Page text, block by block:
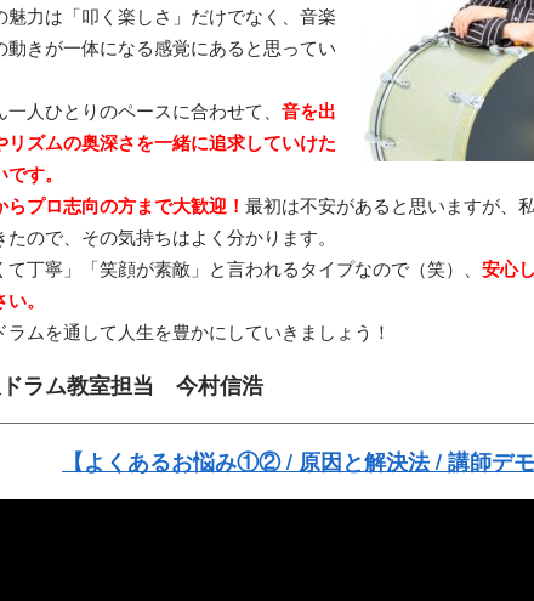
魅力は「叩く楽しさ」だけでなく、音楽
動きが一体になる感覚にあると思ってい
一人ひとりのペースに合わせて、 音を出
リズムの奥深さを一緒に追求していけた
す。
らプロ志向の方まで大歓迎！ 最初は不安があると思いますが、
たので、その気持ちはよく分かります。
て丁寧」「笑顔が素敵」と言われるタイプなので（笑）、 安心
。
ラムを通して人生を豊かにしていきましょう！
ラム教室担当 今村信浩
【よくあるお悩み①② / 原因と解決法 / 講師デモ